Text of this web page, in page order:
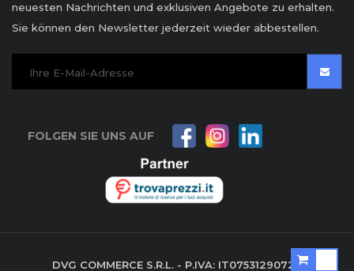
neuesten Nachrichten und exklusiven Angebote zu erhalten.
Sie können den Newsletter jederzeit wieder abbestellen.
FOLGEN SIE UNS AUF
DVG COMMERCE S.R.L. - P.IVA: IT07531290729